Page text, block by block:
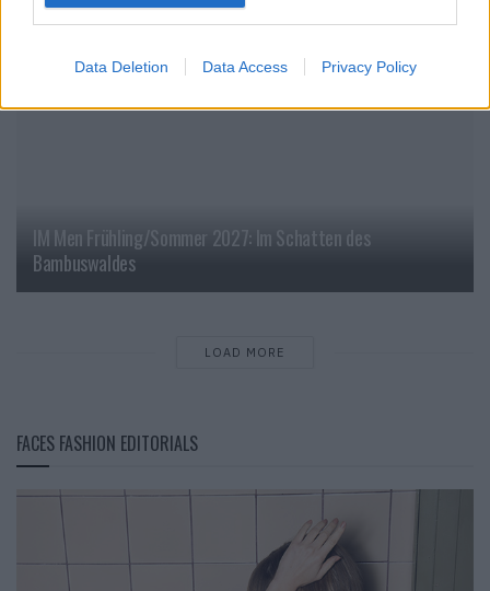
Data Deletion Data Access Privacy Policy
IM Men Frühling/Sommer 2027: Im Schatten des
Bambuswaldes
LOAD MORE
FACES FASHION EDITORIALS